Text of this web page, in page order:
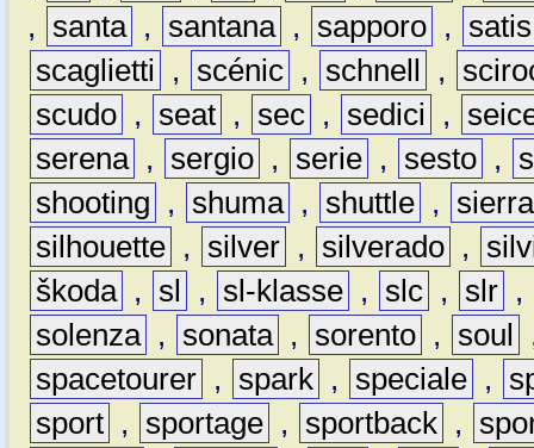
,
santa , santana , sapporo ,
satis
scaglietti
, scénic , schnell ,
scudo , seat , sec , sedici ,
serena , sergio , serie , sesto ,
shooting
, shuma , shuttle ,
sierra
silhouette , silver , silverado ,
škoda , sl , sl-klasse , slc , slr ,
solenza , sonata , sorento , soul
spacetourer , spark , speciale ,
sport , sportage , sportback ,